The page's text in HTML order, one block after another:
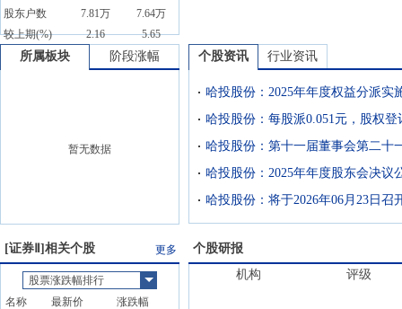
股东户数
7.81万
7.64万
较上期(%)
2.16 5.65
所属板块 阶段涨幅
暂无数据
个股资讯 行业资讯
哈投股份：2025年年度权益分派实
哈投股份：每股派0.051元，股权登
哈投股份：2025年年度股东会决议
[证券Ⅱ ]相关个股 更多
股票涨跌幅排行
名称
最新价 涨跌幅
个股研报
机构
评级